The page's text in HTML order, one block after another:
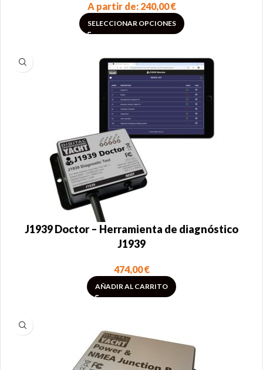
A partir de: 240,00€
SELECCIONAR OPCIONES
J1939 Doctor – Herramienta de diagnóstico
J1939
474,00€
AÑADIR AL CARRITO